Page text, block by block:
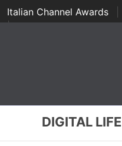
Italian Channel Awards
| ...
DIGITAL LIFE